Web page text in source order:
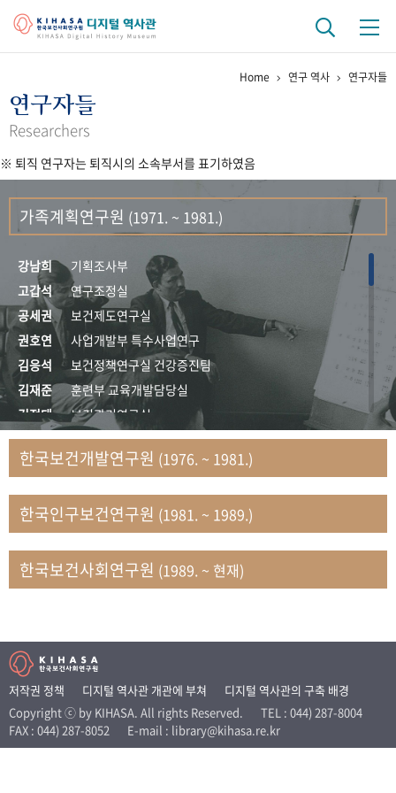
걸어온 길 기관 변천사
연구 역사
정책과 연구 키워드로 보는 연구 역사
연구자들
간행물 변천사
기록물 아카이브
사진 아카이브 문서 기록물 행정박물 영상 기록물
50+1주년 기념
성과 50선 숫자로 보는 50년
세계와 함께 한 KIHASA
VR 역사관
Home 연구 역사 연구자들
연구자들
Researchers
※ 퇴직 연구자는 퇴직시의 소속부서를 표기하였음
가족계획연구원 (1971. ~ 1981.)
강남희
기획조사부
고갑석
연구조정실
공세권
보건제도연구실
권호연
사업개발부 특수사업연구
김응석
보건정책연구실 건강증진팀
김재준
훈련부 교육개발담당실
김정태
보건관리연구실
김지자
연구부 사회개발담당실
김태룡
조사평가부 연구과
문현상
가족복지연구실 인구가족연구팀
박인화
보건정책연구실
박재빈
연구부 인구역학담당실
변종화
보건정책연구실 건강증진팀
송건용
보건정책연구실
송태민
정보통계연구실 빅데이터연구센터
신희설
사업개발부 국제협력연구실
이규식
의료보험연구실
이문기
훈련부
한국보건개발연구원 (1976. ~ 1981.)
한국인구보건연구원 (1981. ~ 1989.)
한국보건사회연구원 (1989. ~ 현재)
저작권 정책 디지털 역사관 개관에 부쳐
디지털 역사관의 구축 배경
Copyright ⓒ by KIHASA. All rights Reserved.
TEL : 044) 287-8004
FAX : 044) 287-8052
E-mail : library@kihasa.re.kr